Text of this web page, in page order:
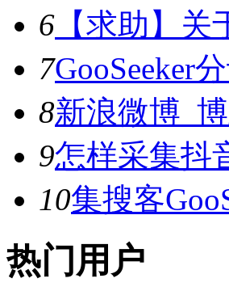
6 【求助】
7GooSeeker
8新浪微博_
9怎样采集抖
10集搜客
热门用户